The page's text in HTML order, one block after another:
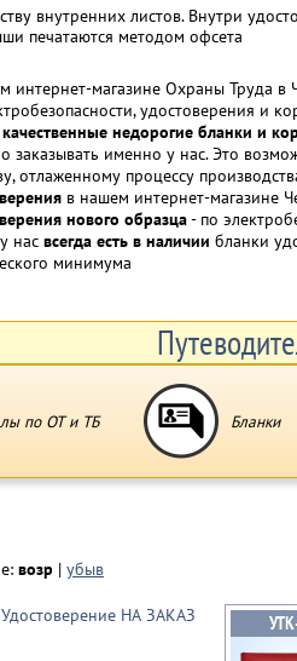
внутренних листов. Внутри
печатаются методом офсета
интернет-магазине Охраны Труда в
удостоверения и
качественные недорогие бланки и
заказывать именно у нас. Это
отлаженному процессу
в нашем интернет-магазине
нового образца- по
нас всегда есть в наличии бланки
минимума
по ОТ и ТБ Бланки
возр | убыв
Удостоверение НА ЗАКАЗ